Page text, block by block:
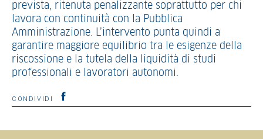
prevista, ritenuta penalizzante soprattutto per chi
lavora con continuità con la Pubblica
Amministrazione. L’intervento punta quindi a
garantire maggiore equilibrio tra le esigenze della
riscossione e la tutela della liquidità di studi
professionali e lavoratori autonomi.
CONDIVIDI